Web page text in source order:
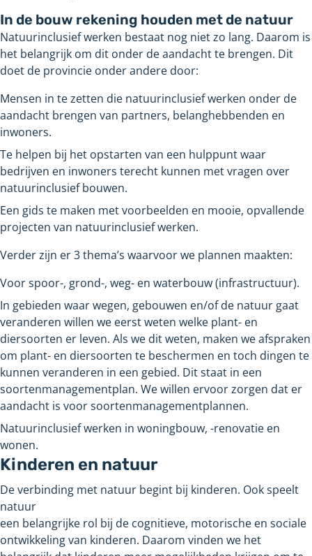
In de bouw rekening houden met de natuur
Natuurinclusief werken bestaat nog niet zo lang. Daarom is
het belangrijk om dit onder de aandacht te brengen. Dit
doet de provincie onder andere door:
Mensen in te zetten die natuurinclusief werken onder de
aandacht brengen van partners, belanghebbenden en
inwoners.
Te helpen bij het opstarten van een hulppunt waar
bedrijven en inwoners terecht kunnen met vragen over
natuurinclusief bouwen.
Een gids te maken met voorbeelden en mooie, opvallende
projecten van natuurinclusief werken.
Verder zijn er 3 thema’s waarvoor we plannen maakten:
Voor spoor-, grond-, weg- en waterbouw (infrastructuur).
In gebieden waar wegen, gebouwen en/of de natuur gaat
veranderen willen we eerst weten welke plant- en
diersoorten er leven. Als we dit weten, maken we afspraken
om plant- en diersoorten te beschermen en toch dingen te
kunnen veranderen in een gebied. Dit staat in een
soortenmanagementplan. We willen ervoor zorgen dat er
aandacht is voor soortenmanagementplannen.
Natuurinclusief werken in woningbouw, -renovatie en
wonen.
Kinderen en natuur
De verbinding met natuur begint bij kinderen. Ook speelt
natuur
een belangrijke rol bij de cognitieve, motorische en sociale
ontwikkeling van kinderen. Daarom vinden we het